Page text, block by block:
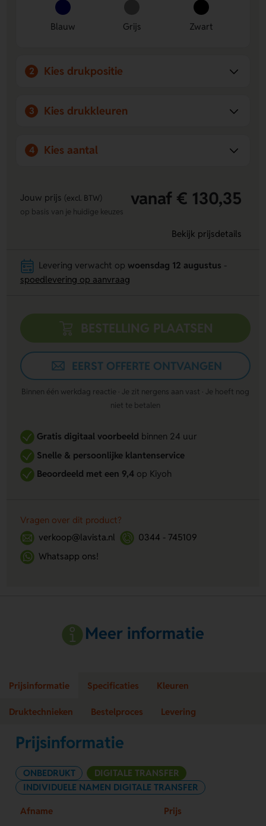
handschoenen
Gebruiksvriendelijk met touchscreen:
Bedien je
Milieuvriendelijk materiaal:
polyester, gerecycled materiaal dat bijdraagt aan een
Promotioneel aanpasbaar:
bedrukt worden, ideaal voor branding of
Blauw Grijs Zwart
2 Kies drukpositie
3 Kies drukkleuren
4 Kies aantal
Jouw prijs (excl. BTW) vanaf € 130,35
op basis van je huidige keuzes
Bekijk prijsdetails
Levering verwacht op woensdag 12 augustus
spoedlevering op aanvraag
BESTELLING PLAATSEN
EERST OFFERTE ONTVANGEN
Binnen één werkdag reactie · Je zit nergens aan vast · Je hoeft nog
niet te betalen
Gratis digitaal voorbeeldbinnen 24 uur
Snelle & persoonlijke klantenservice
Beoordeeld met een 9,4op Kiyoh
Vragen over dit product?
verkoop@lavista.nl
0344 - 745109
Whatsapp ons!
Meer informatie
Prijsinformatie Specificaties Kleuren
Druktechnieken Bestelproces Levering
Prijsinformatie
ONBEDRUKT
DIGITALE TRANSFER
INDIVIDUELE NAMEN DIGITALE TRANSFER
Afname Prijs